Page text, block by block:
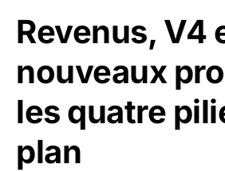
Revenus, V4
nouveaux
les quatre
plan